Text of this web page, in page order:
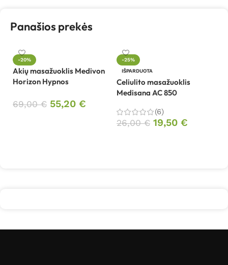
Panašios prekės
-20%
Akių masažuoklis Medivon
Horizon Hypnos
69,00€ 55,20 €
-25%
IŠPARDUOTA
Celiulito masažuoklis
Medisana AC 850
(6)
26,00€ 19,50 €